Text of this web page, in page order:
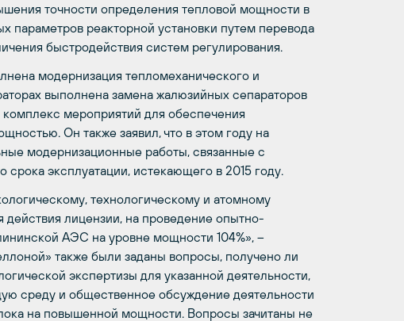
точности определения тепловой мощности в
параметров реакторной установки путем перевода
быстродействия систем регулирования.
модернизация тепломеханического и
выполнена замена жалюзийных сепараторов
мероприятий для обеспечения
Он также заявил, что в этом году на
модернизационные работы, связанные с
эксплуатации, истекающего в 2015 году.
технологическому и атомному
лицензии, на проведение опытно-
АЭС на уровне мощности 104%», –
также были заданы вопросы, получено ли
экспертизы для указанной деятельности,
среду и общественное обсуждение деятельности
на повышенной мощности. Вопросы зачитаны не